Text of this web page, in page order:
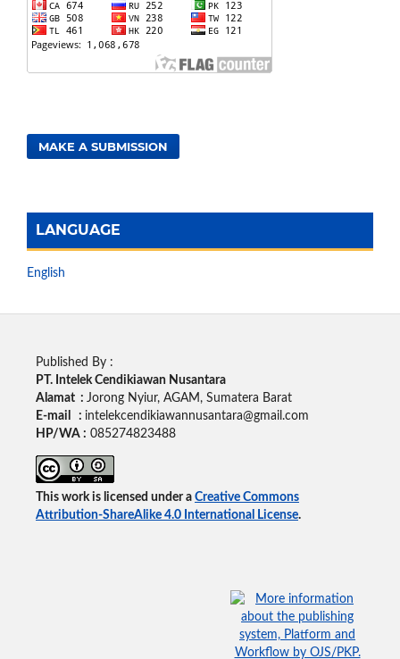
MAKE A SUBMISSION
LANGUAGE
English
Published By :
PT. Intelek Cendikiawan Nusantara
Alamat : Jorong Nyiur, AGAM, Sumatera Barat
E-mail : intelekcendikiawannusantara@gmail.com
HP/WA : 085274823488
This work is licensed under a Creative Commons
Attribution-ShareAlike 4.0 International License.